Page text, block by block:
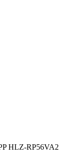
HLZ-RP56VA2